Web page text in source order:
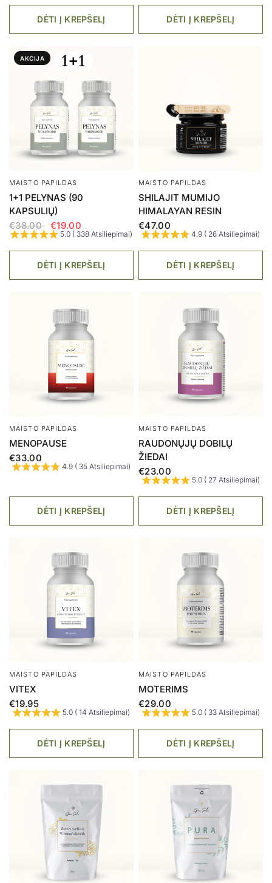
DĖTI Į KREPŠELĮ DĖTI Į KREPŠELĮ
AKCIJA
MAISTO PAPILDAS
1+1 PELYNAS (90
KAPSULIŲ)
€38.00
€19.00
5.0 ( 338 Atsiliepimai)
DĖTI Į KREPŠELĮ
MAISTO PAPILDAS
SHILAJIT MUMIJO
HIMALAYAN RESIN
€47.00
4.9 ( 26 Atsiliepimai)
DĖTI Į KREPŠELĮ
MAISTO PAPILDAS
MENOPAUSE
€33.00
4.9 ( 35 Atsiliepimai)
DĖTI Į KREPŠELĮ
MAISTO PAPILDAS
RAUDONŲJŲ DOBILŲ
ŽIEDAI
€23.00
5.0 ( 27 Atsiliepimai)
DĖTI Į KREPŠELĮ
MAISTO PAPILDAS
VITEX
€19.95
5.0 ( 14 Atsiliepimai)
DĖTI Į KREPŠELĮ
MAISTO PAPILDAS
MOTERIMS
€29.00
5.0 ( 33 Atsiliepimai)
DĖTI Į KREPŠELĮ